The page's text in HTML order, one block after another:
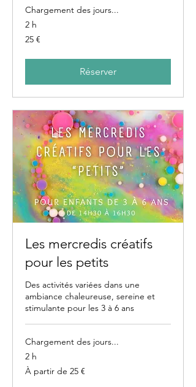
Chargement des jours...
2 h
25
euros
25 €
Réserver
Les mercredis créatifs
pour les petits
Des activités variées dans une
ambiance chaleureuse, sereine et
stimulante pour les 3 à 6 ans
Chargement des jours...
2 h
À
partir
À partir de 25 €